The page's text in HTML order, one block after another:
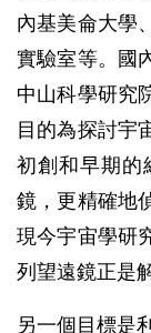
內基美侖大學
實驗室等。國
中山科學研究
目的為探討宇
初創和早期的
鏡，更精確地
現今宇宙學研
列望遠鏡正是
另一個目標是